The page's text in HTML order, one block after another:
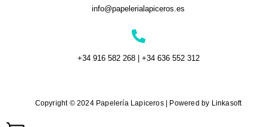
info@papelerialapiceros.es
+34 916 582 268 | +34 636 552 312
Copyright © 2024 Papelería Lapiceros | Powered by Linkasoft